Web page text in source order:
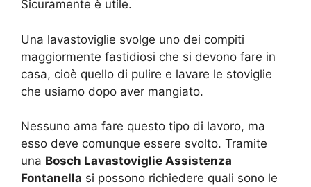
Sicuramente è utile.
Una lavastoviglie svolge uno dei compiti
maggiormente fastidiosi che si devono fare in
casa, cioè quello di pulire e lavare le stoviglie
che usiamo dopo aver mangiato.
Nessuno ama fare questo tipo di lavoro, ma
esso deve comunque essere svolto. Tramite
una Bosch Lavastoviglie Assistenza
Fontanella si possono richiedere quali sono le